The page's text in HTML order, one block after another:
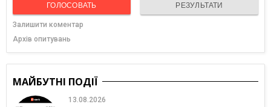
ГОЛОСОВАТЬ РЕЗУЛЬТАТИ
Залишити коментар
Архів опитувань
МАЙБУТНІ ПОДІЇ
13.08.2026